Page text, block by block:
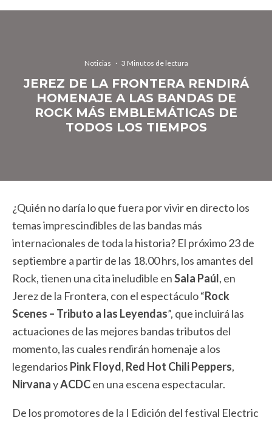
Noticias · 3 Minutos de lectura
JEREZ DE LA FRONTERA RENDIRÁ
HOMENAJE A LAS BANDAS DE
ROCK MÁS EMBLEMÁTICAS DE
TODOS LOS TIEMPOS
¿Quién no daría lo que fuera por vivir en directo los
temas imprescindibles de las bandas más
internacionales de toda la historia? El próximo 23 de
septiembre a partir de las 18.00 hrs, los amantes del
Rock, tienen una cita ineludible enSala Paúl, en
Jerez de la Frontera, con el espectáculo “Rock
Scenes – Tributo a las Leyendas”, que incluirá las
actuaciones de las mejores bandas tributos del
momento, las cuales rendirán homenaje a los
legendarios Pink Floyd, Red Hot Chili Peppers,
NirvanayACDCen una escena espectacular.
De los promotores de la I Edición del festival Electric